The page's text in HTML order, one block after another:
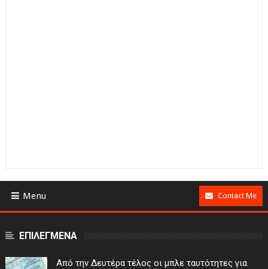
Menu Contact Me
ΕΠΙΛΕΓΜΕΝΑ
Από την Δευτέρα τέλος οι μπλε ταυτότητες για